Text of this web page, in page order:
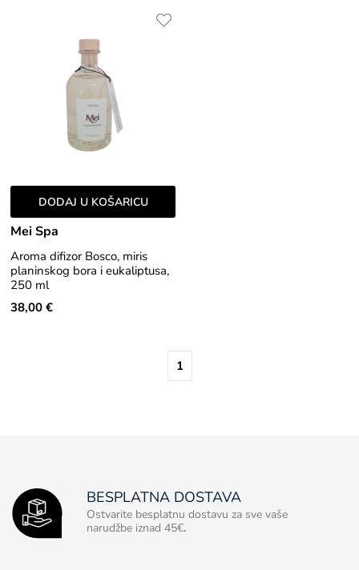
DODAJ U KOŠARICU
Mei Spa
Aroma difizor Bosco, miris
planinskog bora i eukaliptusa,
250 ml
38,00 €
1
BESPLATNA DOSTAVA
Ostvarite besplatnu dostavu za sve vaše
narudžbe iznad 45€.